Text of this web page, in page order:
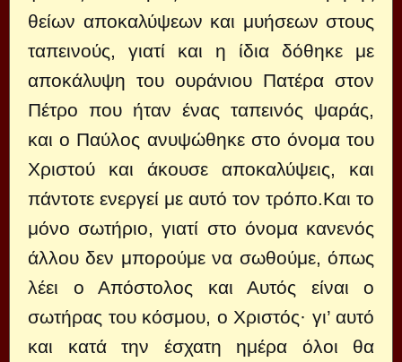
θείων αποκαλύψεων και μυήσεων στους
ταπεινούς, γιατί και η ίδια δόθηκε με
αποκάλυψη του ουράνιου Πατέρα στον
Πέτρο που ήταν ένας ταπεινός ψαράς,
και ο Παύλος ανυψώθηκε στο όνομα του
Χριστού και άκουσε αποκαλύψεις, και
πάντοτε ενεργεί με αυτό τον τρόπο.Και το
μόνο σωτήριο, γιατί στο όνομα κανενός
άλλου δεν μπορούμε να σωθούμε, όπως
λέει ο Απόστολος και Αυτός είναι ο
σωτήρας του κόσμου, ο Χριστός· γι’ αυτό
και κατά την έσχατη ημέρα όλοι θα